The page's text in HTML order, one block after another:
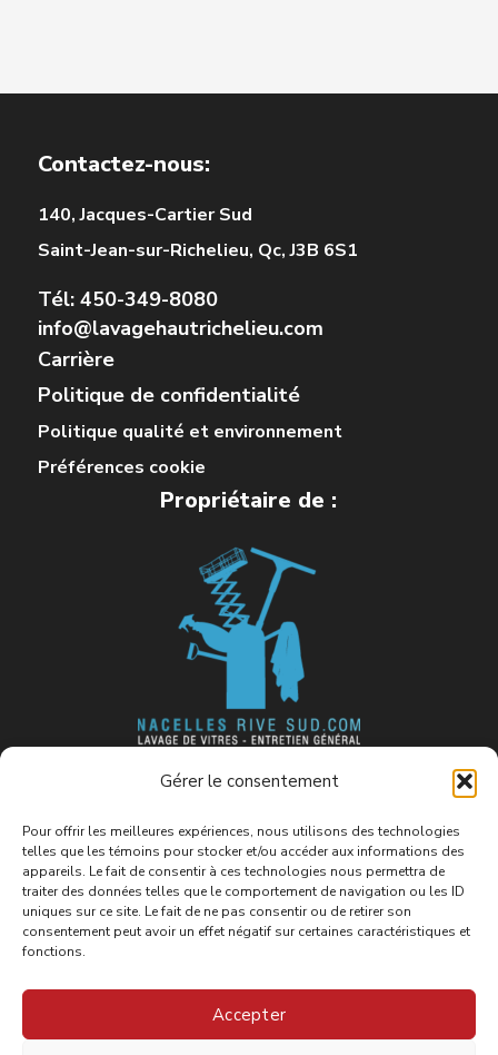
Gérer le consentement
Pour offrir les meilleures expériences, nous utilisons des technologies
telles que les témoins pour stocker et/ou accéder aux informations des
appareils. Le fait de consentir à ces technologies nous permettra de
traiter des données telles que le comportement de navigation ou les ID
uniques sur ce site. Le fait de ne pas consentir ou de retirer son
consentement peut avoir un effet négatif sur certaines caractéristiques et
fonctions.
Accepter
Contactez-nous:
140, Jacques-Cartier Sud
Saint-Jean-sur-Richelieu, Qc, J3B 6S1
Tél: 450-349-8080
info@lavagehautrichelieu.com
Carrière
Politique de confidentialité
Politique qualité et environnement
Préférences cookie
Propriétaire de :
Fier membre de l’association
suivante :